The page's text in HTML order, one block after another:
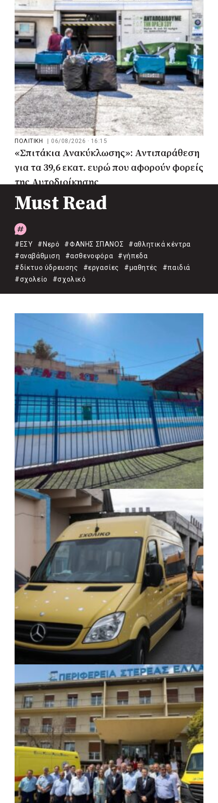
ΠΟΛΙΤΙΚΗ 06/08/2026 · 16:15
«Σπιτάκια Ανακύκλωσης»: Αντιπαράθεση
για τα 39,6 εκατ. ευρώ που αφορούν φορείς
της Αυτοδιοίκησης
Must Read
#ΕΣΥ #Νερό #ΦΑΝΗΣ ΣΠΑΝΟΣ
#αθλητικά κέντρα
#αναβάθμιση
#ασθενοφόρα
#γήπεδα
#δίκτυο ύδρευσης
#εργασίες #μαθητές
#παιδιά
#σχολείο
#σχολικό
ΤΟΠΙΚΗ ΑΥΤΟΔΙΟΙΚΗΣΗ | 06/08/2026 · 17:35
Δήμος Ηλιούπολης: Εργασίες
αναβάθμισης στα αθλητικά κέντρα ενόψει
της νέας χρονιάς
06/08/2026 · 17:08
Περιφέρεια Κεντρικής Μακεδονίας: Λύση
για τη μεταφορά 16.500 μαθητών